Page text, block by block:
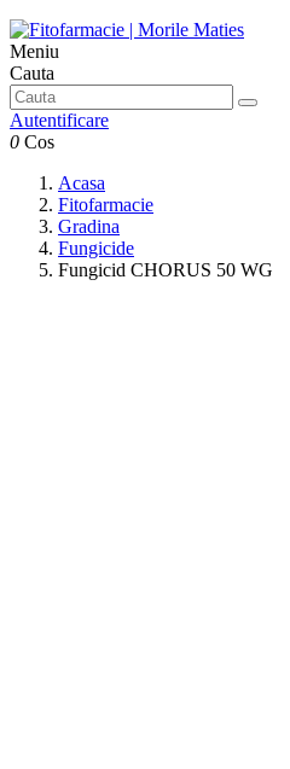
Meniu
Cauta
Autentificare
0 Cos
Acasa
Fitofarmacie
Gradina
Fungicide
Fungicid CHORUS 50 WG